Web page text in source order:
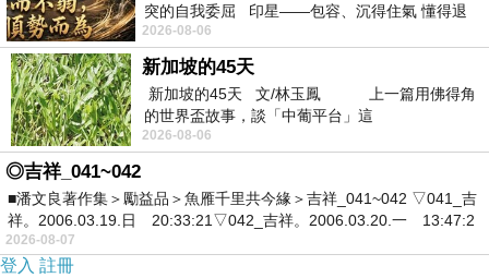
應該能有時間讓崽崽回家多睡兩三個小時
但就怕小玄玄來不及趕回來上班⋯
/
欸，有沒有人去露營過啊？
能不能分享一下經驗？
崽崽最近很想一個人獨衝露營啊啊啊啊啊！
突的自我委屈 印星——包容、沉得住氣 懂得退
一步觀察，不會
2026-08-06
新加坡的45天
新加坡的45天 文/林玉鳳 上一篇用佛得角
的世界盃故事，談「中葡平台」這
2026-08-06
◎吉祥_041~042
■潘文良著作集＞勵益品＞魚雁千里共今緣＞吉祥_041~042 ▽041_吉
祥。2006.03.19.日 20:33:21▽042_吉祥。2006.03.20.一 13:47:2
2026-08-07
登入 註冊